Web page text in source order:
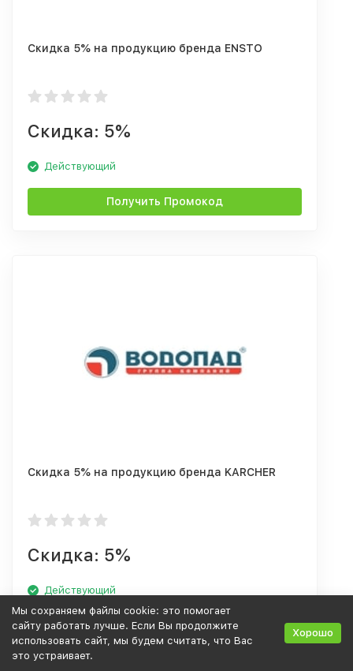
Скидка 5% на продукцию бренда ENSTO
Скидка: 5%
Действующий
Получить Промокод
Скидка 5% на продукцию бренда KARCHER
Скидка: 5%
Действующий
Получить Промокод
Мы сохраняем файлы cookie: это помогает
сайту работать лучше. Если Вы продолжите
использовать сайт, мы будем считать, что Вас
это устраивает.
Хорошо